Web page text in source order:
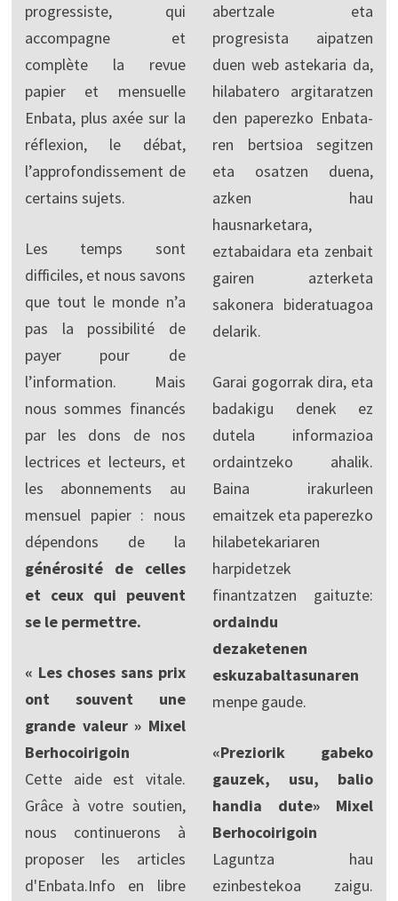
progressiste, qui
accompagne et
complète la revue
papier et mensuelle
Enbata, plus axée sur la
réflexion, le débat,
l’approfondissement de
certains sujets.
Les temps sont
difficiles, et nous savons
que tout le monde n’a
pas la possibilité de
payer pour de
l’information. Mais
nous sommes financés
par les dons de nos
lectrices et lecteurs, et
les abonnements au
mensuel papier : nous
dépendons de la
générosité de celles
et ceux qui peuvent
se le permettre.
« Les choses sans prix
ont souvent une
grande valeur » Mixel
Berhocoirigoin
Cette aide est vitale.
Grâce à votre soutien,
nous continuerons à
proposer les articles
d'Enbata.Info en libre
abertzale eta
progresista aipatzen
duen web astekaria da,
hilabatero argitaratzen
den paperezko Enbata-
ren bertsioa segitzen
eta osatzen duena,
azken hau
hausnarketara,
eztabaidara eta zenbait
gairen azterketa
sakonera bideratuagoa
delarik.
Garai gogorrak dira, eta
badakigu denek ez
dutela informazioa
ordaintzeko ahalik.
Baina irakurleen
emaitzek eta paperezko
hilabetekariaren
harpidetzek
finantzatzen gaituzte:
ordaindu
dezaketenen
eskuzabaltasunaren
menpe gaude.
«Preziorik gabeko
gauzek, usu, balio
handia dute» Mixel
Berhocoirigoin
Laguntza hau
ezinbestekoa zaigu.